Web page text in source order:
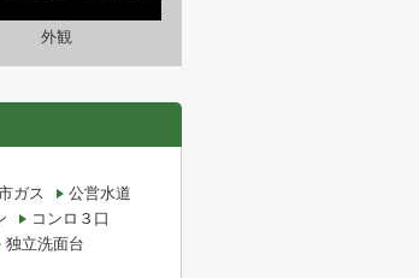
外観
ガス
公営水道
コンロ３口
独立洗面台